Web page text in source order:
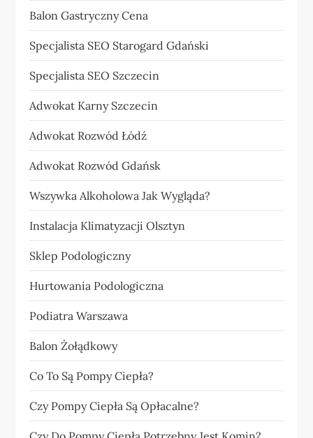
Balon Gastryczny Cena
Specjalista SEO Starogard Gdański
Specjalista SEO Szczecin
Adwokat Karny Szczecin
Adwokat Rozwód Łódź
Adwokat Rozwód Gdańsk
Wszywka Alkoholowa Jak Wygląda?
Instalacja Klimatyzacji Olsztyn
Sklep Podologiczny
Hurtowania Podologiczna
Podiatra Warszawa
Balon Żołądkowy
Co To Są Pompy Ciepła?
Czy Pompy Ciepła Są Opłacalne?